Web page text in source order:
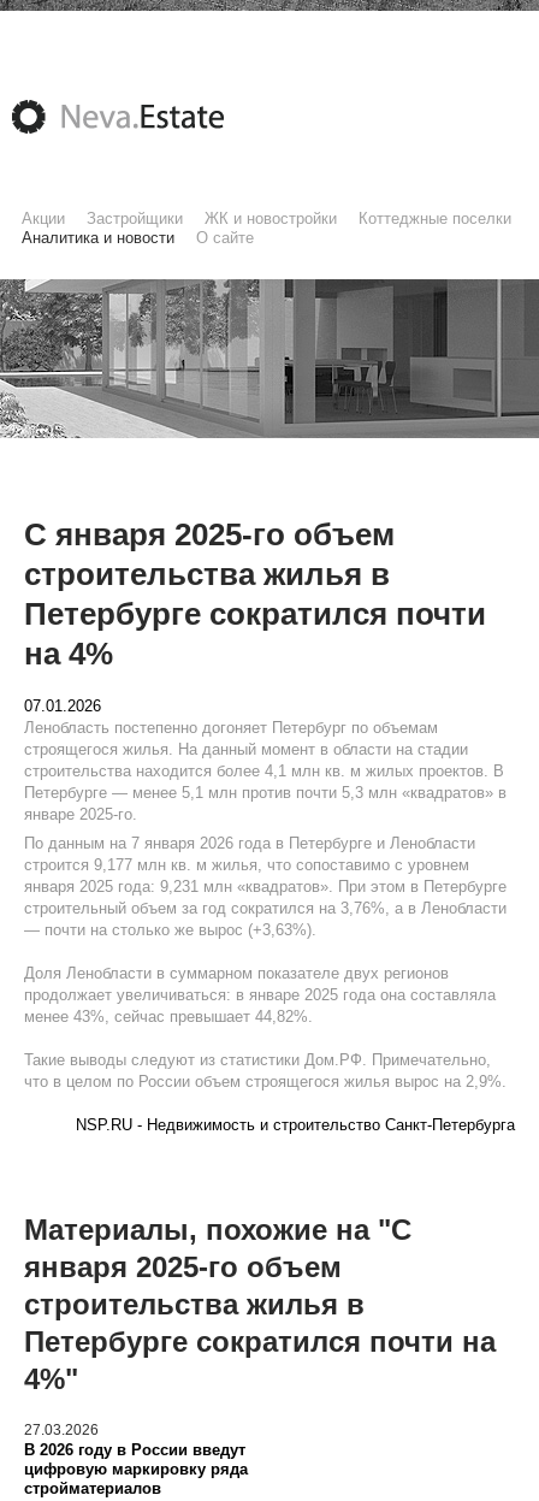
Акции Застройщики ЖК и новостройки
Коттеджные поселки
Аналитика и новости
О сайте
С января 2025-го объем
строительства жилья в
Петербурге сократился почти
на 4%
07.01.2026
Ленобласть постепенно догоняет Петербург по объемам
строящегося жилья. На данный момент в области на стадии
строительства находится более 4,1 млн кв. м жилых проектов. В
Петербурге — менее 5,1 млн против почти 5,3 млн «квадратов» в
январе 2025-го.
По данным на 7 января 2026 года в Петербурге и Ленобласти
строится 9,177 млн кв. м жилья, что сопоставимо с уровнем
января 2025 года: 9,231 млн «квадратов». При этом в Петербурге
строительный объем за год сократился на 3,76%, а в Ленобласти
— почти на столько же вырос (+3,63%).
Доля Ленобласти в суммарном показателе двух регионов
продолжает увеличиваться: в январе 2025 года она составляла
менее 43%, сейчас превышает 44,82%.
Такие выводы следуют из статистики Дом.РФ. Примечательно,
что в целом по России объем строящегося жилья вырос на 2,9%.
NSP.RU - Недвижимость и строительство Санкт-Петербурга
Материалы, похожие на "С
января 2025-го объем
строительства жилья в
Петербурге сократился почти на
4%"
27.03.2026
В 2026 году в России введут
цифровую маркировку ряда
стройматериалов